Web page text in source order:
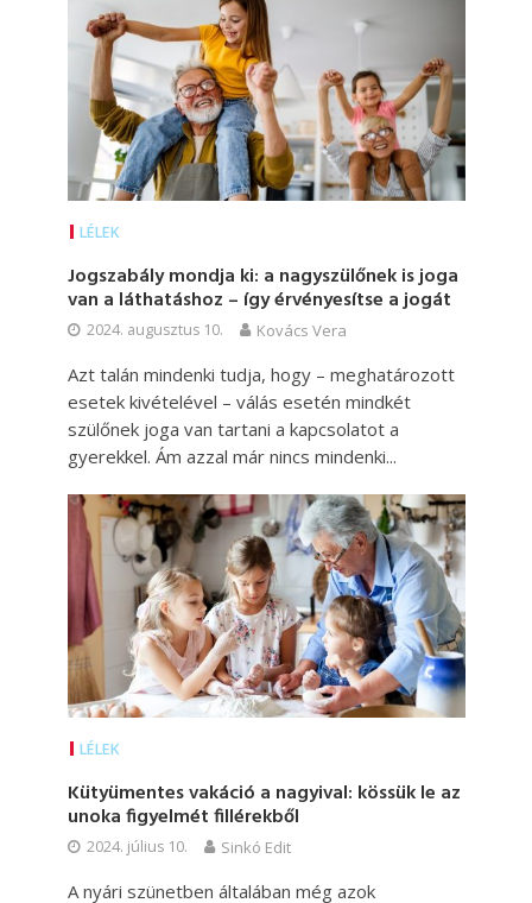
LÉLEK
Jogszabály mondja ki: a nagyszülőnek is joga
van a láthatáshoz – így érvényesítse a jogát
2024. augusztus 10. Kovács Vera
Azt talán mindenki tudja, hogy – meghatározott
esetek kivételével – válás esetén mindkét
szülőnek joga van tartani a kapcsolatot a
gyerekkel. Ám azzal már nincs mindenki...
LÉLEK
Kütyümentes vakáció a nagyival: kössük le az
unoka figyelmét fillérekből
2024. július 10. Sinkó Edit
A nyári szünetben általában még azok